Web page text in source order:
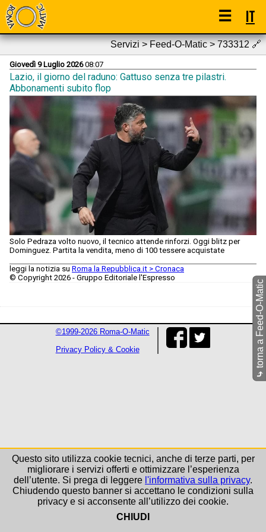
☰ IT
Servizi > Feed-O-Matic > 733312🔗
Giovedì 9 Luglio 202608:07
Lazio, il giorno del raduno: Gattuso senza tre pilastri.
Abbonamenti subito flop
Solo Pedraza volto nuovo, il tecnico attende rinforzi. Oggi blitz per
Dominguez. Partita la vendita, meno di 100 tessere acquistate
leggi la notizia su Roma la Repubblica.it > Cronaca
© Copyright 2026 - Gruppo Editoriale l'Espresso
⤷
torna a Feed-O-Matic
©1999-2026 Roma-O-Matic
Privacy Policy & Cookie
Questo sito utilizza cookie tecnici, anche di terze parti, per
migliorare i servizi offerti e ottimizzare l’esperienza
dell’utente. Si prega di leggere l'informativa sulla privacy.
Chiudendo questo banner si accettano le condizioni sulla
privacy e si acconsente all’utilizzo dei cookie.
CHIUDI